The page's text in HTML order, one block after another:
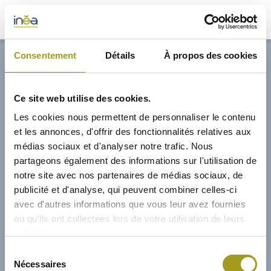
Consentement Détails À propos des cookies
Ce site web utilise des cookies.
Les cookies nous permettent de personnaliser le contenu
et les annonces, d'offrir des fonctionnalités relatives aux
médias sociaux et d'analyser notre trafic. Nous
partageons également des informations sur l'utilisation de
notre site avec nos partenaires de médias sociaux, de
publicité et d'analyse, qui peuvent combiner celles-ci
avec d'autres informations que vous leur avez fournies
ou qu'ils ont collectées lors de votre utilisation de leurs
Nécessaires
33,00€
ACTUS
INVESTISSEURS
PORTE-DOCUMENTS
GREEN BUILDING